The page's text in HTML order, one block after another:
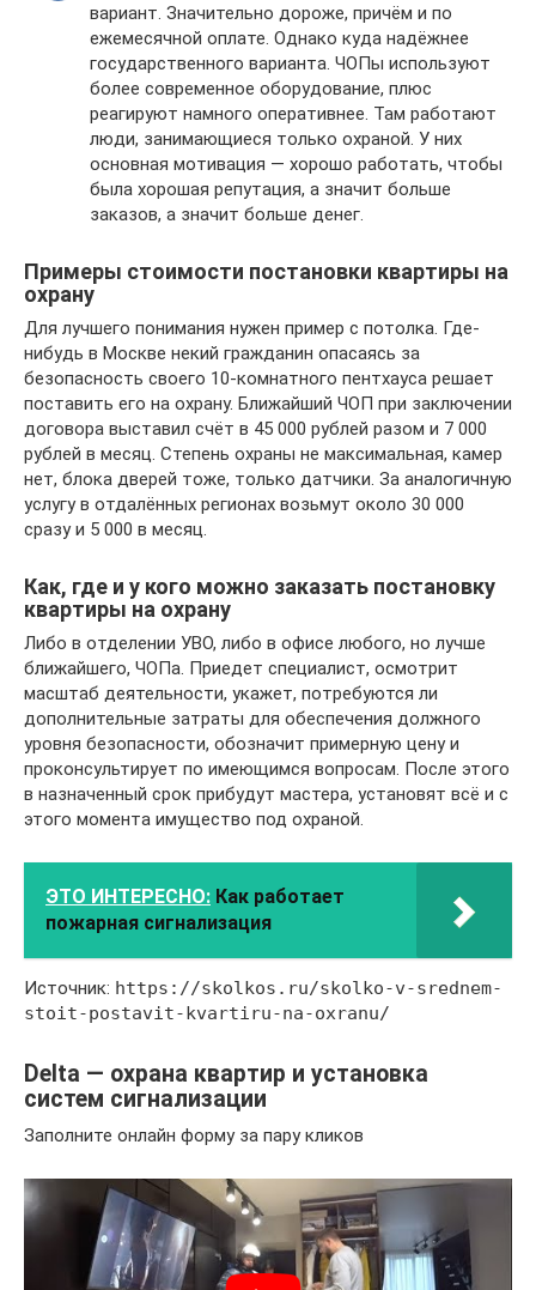
вариант. Значительно дороже, причём и по
ежемесячной оплате. Однако куда надёжнее
государственного варианта. ЧОПы используют
более современное оборудование, плюс
реагируют намного оперативнее. Там работают
люди, занимающиеся только охраной. У них
основная мотивация — хорошо работать, чтобы
была хорошая репутация, а значит больше
заказов, а значит больше денег.
Примеры стоимости постановки квартиры на
охрану
Для лучшего понимания нужен пример с потолка. Где-
нибудь в Москве некий гражданин опасаясь за
безопасность своего 10-комнатного пентхауса решает
поставить его на охрану. Ближайший ЧОП при заключении
договора выставил счёт в 45 000 рублей разом и 7 000
рублей в месяц. Степень охраны не максимальная, камер
нет, блока дверей тоже, только датчики. За аналогичную
услугу в отдалённых регионах возьмут около 30 000
сразу и 5 000 в месяц.
Как, где и у кого можно заказать постановку
квартиры на охрану
Либо в отделении УВО, либо в офисе любого, но лучше
ближайшего, ЧОПа. Приедет специалист, осмотрит
масштаб деятельности, укажет, потребуются ли
дополнительные затраты для обеспечения должного
уровня безопасности, обозначит примерную цену и
проконсультирует по имеющимся вопросам. После этого
в назначенный срок прибудут мастера, установят всё и с
этого момента имущество под охраной.
ЭТО ИНТЕРЕСНО: Как работает
пожарная сигнализация
Источник: https://skolkos.ru/skolko-v-srednem-
stoit-postavit-kvartiru-na-oxranu/
Delta — охрана квартир и установка
систем сигнализации
Заполните онлайн форму за пару кликов